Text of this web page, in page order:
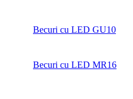
Becuri cu LED GU10
Becuri cu LED MR16